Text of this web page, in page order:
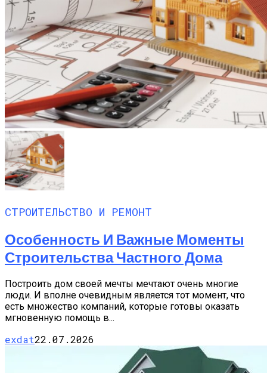
СТРОИТЕЛЬСТВО И РЕМОНТ
Особенность И Важные Моменты
Строительства Частного Дома
Построить дом своей мечты мечтают очень многие
люди. И вполне очевидным является тот момент, что
есть множество компаний, которые готовы оказать
мгновенную помощь в...
exdat22.07.2026